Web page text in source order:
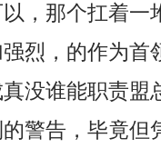
，那个扛着一
烈，的作为首
没谁能职责盟
警告，毕竟但